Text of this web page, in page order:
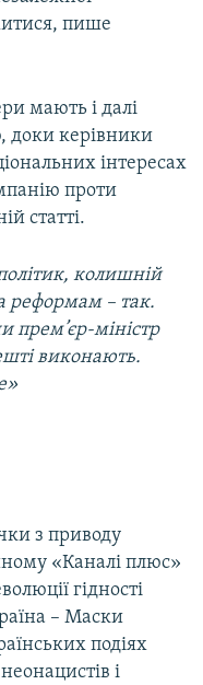
пише
мають і далі
доки керівники
інтересах
проти
статті.
колишній
реформам – так.
прем’єр-міністр
виконають.
з приводу
«Каналі плюс»
гідності
– Маски
подіях
і